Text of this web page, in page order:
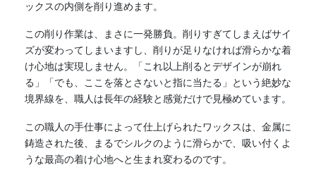
ックスの内側を削り進めます。
この削り作業は、まさに一発勝負。削りすぎてしまえばサイ
ズが変わってしまいますし、削りが足りなければ滑らかな着
け心地は実現しません。「これ以上削るとデザインが崩れ
る」「でも、ここを落とさないと指に当たる」という絶妙な
境界線を、職人は長年の経験と感覚だけで見極めています。
この職人の手仕事によって仕上げられたワックスは、金属に
鋳造された後、まるでシルクのように滑らかで、吸い付くよ
うな最高の着け心地へと生まれ変わるのです。